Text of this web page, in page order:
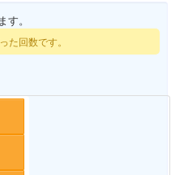
。
た回数です。